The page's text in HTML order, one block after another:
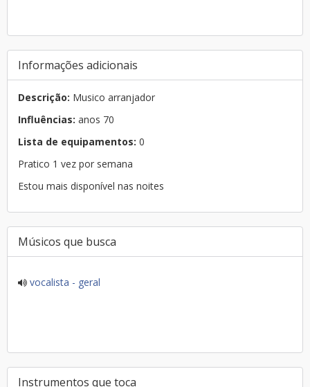
Informações adicionais
Descrição: Musico arranjador
Influências: anos 70
Lista de equipamentos: 0
Pratico 1 vez por semana
Estou mais disponível nas noites
Músicos que busca
vocalista - geral
Instrumentos que toca